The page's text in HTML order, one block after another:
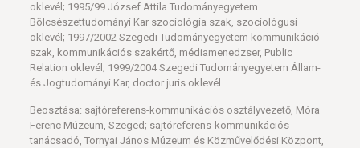
oklevél; 1995/99 József Attila Tudományegyetem
Bölcsészettudományi Kar szociológia szak, szociológusi
oklevél; 1997/2002 Szegedi Tudományegyetem kommunikáció
szak, kommunikációs szakértő, médiamenedzser, Public
Relation oklevél; 1999/2004 Szegedi Tudományegyetem Állam-
és Jogtudományi Kar, doctor juris oklevél.
Beosztása: sajtóreferens-kommunikációs osztályvezető, Móra
Ferenc Múzeum, Szeged; sajtóreferens-kommunikációs
tanácsadó, Tornyai János Múzeum és Közművelődési Központ,